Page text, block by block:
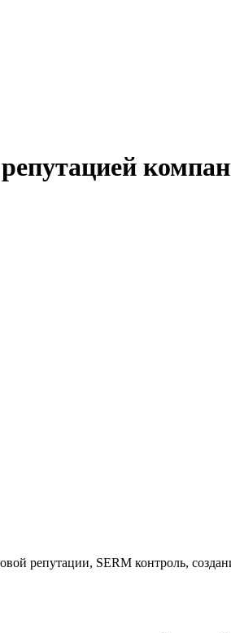
репутации, SERM контроль,